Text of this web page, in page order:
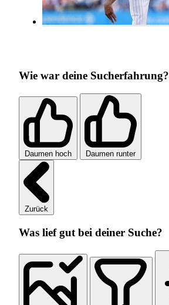
Wie war deine Sucherfahrung?
Daumen hoch Daumen runter
Zurück
Was lief gut bei deiner Suche?